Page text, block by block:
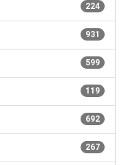
224
931
599
119
692
267